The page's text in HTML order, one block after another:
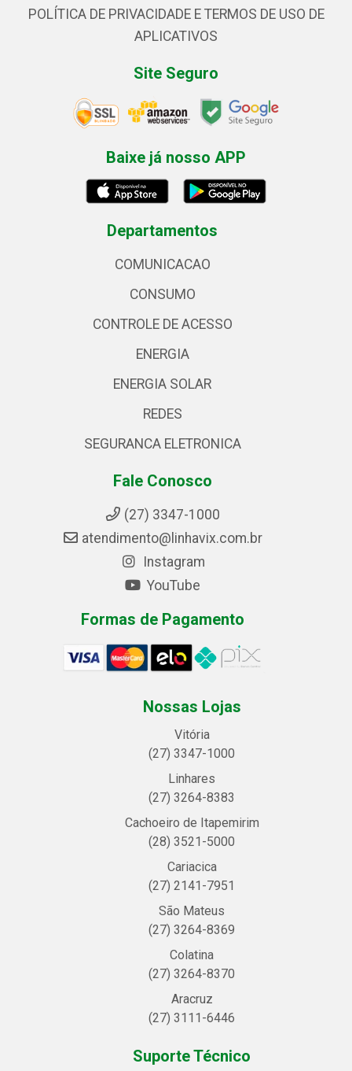
POLÍTICA DE PRIVACIDADE E TERMOS DE USO DE
APLICATIVOS
Site Seguro
Baixe já nosso APP
Departamentos
COMUNICACAO
CONSUMO
CONTROLE DE ACESSO
ENERGIA
ENERGIA SOLAR
REDES
SEGURANCA ELETRONICA
Fale Conosco
(27) 3347-1000
atendimento@linhavix.com.br
Instagram
YouTube
Formas de Pagamento
Nossas Lojas
Vitória
(27) 3347-1000
Linhares
(27) 3264-8383
Cachoeiro de Itapemirim
(28) 3521-5000
Cariacica
(27) 2141-7951
São Mateus
(27) 3264-8369
Colatina
(27) 3264-8370
Aracruz
(27) 3111-6446
Suporte Técnico